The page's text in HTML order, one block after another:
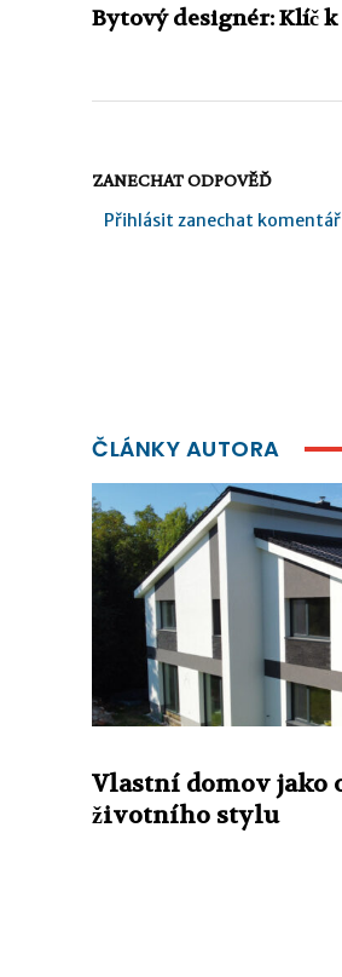
Bytový designér: Klíč
ZANECHAT ODPOVĚĎ
Přihlásit zanechat komentář
ČLÁNKY AUTORA
Vlastní domov jako
životního stylu